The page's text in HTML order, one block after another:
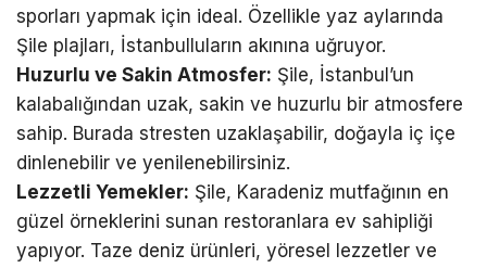
sporları yapmak için ideal. Özellikle yaz aylarında
Şile plajları, İstanbulluların akınına uğruyor.
Huzurlu ve Sakin Atmosfer: Şile, İstanbul’un
kalabalığından uzak, sakin ve huzurlu bir atmosfere
sahip. Burada stresten uzaklaşabilir, doğayla iç içe
dinlenebilir ve yenilenebilirsiniz.
Lezzetli Yemekler: Şile, Karadeniz mutfağının en
güzel örneklerini sunan restoranlara ev sahipliği
yapıyor. Taze deniz ürünleri, yöresel lezzetler ve